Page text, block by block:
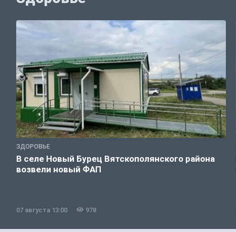
ЗДОРОВЬЕ
В селе Новый Бурец Вятскополянского района
возвели новый ФАП
07 августа 13:00 978